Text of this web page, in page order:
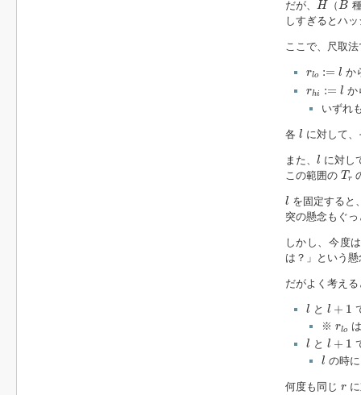
だが、 H （B
しすぎるとハ
ここで、尺取
rlo := l か
rhi := l か
いずれ
各 l
l に対して
また、 l
l に対し
この範囲の T r
Tr
l
l を固定すると
突の懸念もぐ
しかし、今度
は？」という
だがよく考える
l
l と l + 1
l+ 1
※ rlo
rlo
l
l と l + 1
l+ 1
ll の時
何度も同じ r
rに